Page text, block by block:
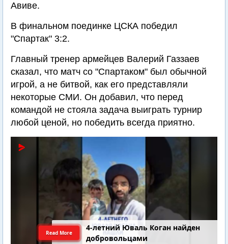
Авиве.
В финальном поединке ЦСКА победил
"Спартак" 3:2.
Главный тренер армейцев Валерий Газзаев
сказал, что матч со "Спартаком" был обычной
игрой, а не битвой, как его представляли
некоторые СМИ. Он добавил, что перед
командой не стояла задача выиграть турнир
любой ценой, но победить всегда приятно.
4-летний Юваль Коган найден
добровольцами
Read More